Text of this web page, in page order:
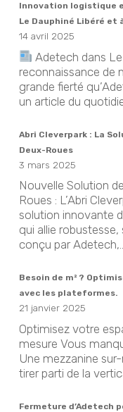
Innovation logistique
Le Dauphiné Libéré et
14 avril 2025
Adetech dans
reconnaissance de
grande fierté
un article du
Abri Cleverpark : La
Deux-Roues
3 mars 2025
Nouvelle Solution
Roues : L’Abri
solution innovante
qui allie
conçu par
Besoin de m² ?
avec les plateformes.
21 janvier 2025
Optimisez votre
mesure Vous
Une mezzanine
tirer parti de la
Fermeture d’Adetech